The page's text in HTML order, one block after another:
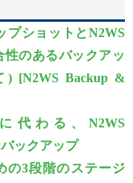
プショットとN2WS
性のあるバックアッ
Backup &
に代わる、N2WS
ックアップ
の3段階のステージ